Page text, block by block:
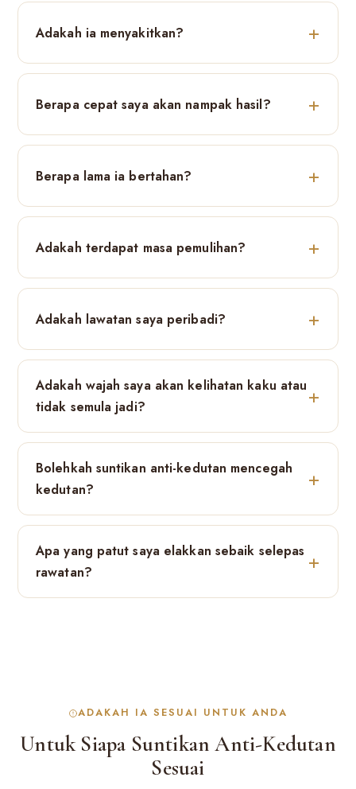
Adakah ia menyakitkan?
Berapa cepat saya akan nampak hasil?
Berapa lama ia bertahan?
Adakah terdapat masa pemulihan?
Adakah lawatan saya peribadi?
Adakah wajah saya akan kelihatan kaku atau
tidak semula jadi?
Bolehkah suntikan anti-kedutan mencegah
kedutan?
Apa yang patut saya elakkan sebaik selepas
rawatan?
ADAKAH IA SESUAI UNTUK ANDA
Untuk Siapa Suntikan Anti-Kedutan
Sesuai